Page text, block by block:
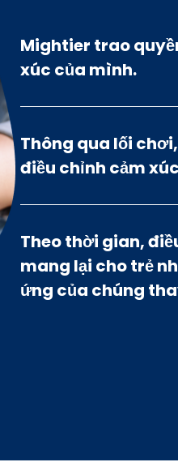
Mightier trao
xúc của mình.
Thông qua lối
điều chỉnh cảm
Theo thời gian,
mang lại cho trẻ
ứng của chúng